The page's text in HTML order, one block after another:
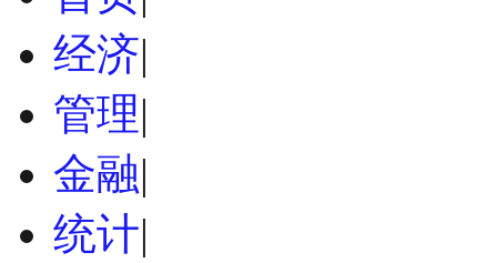
经济|
管理|
金融|
统计|